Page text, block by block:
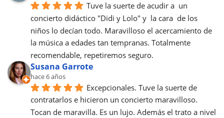
Tuve la suerte de acudir a  un
concierto didáctico "Didi y Lolo" y  la cara  de los
niños lo decían todo. Maravilloso el acercamiento de
la música a edades tan tempranas. Totalmente
recomendable, repetiremos seguro.
Susana Garrote
hace 6 años
Excepcionales. Tuve la suerte de
contratarlos e hicieron un concierto maravilloso.
Tocan de maravilla. Es un lujo. Además el trato a nivel